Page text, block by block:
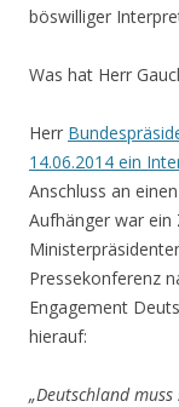
böswilliger
Was hat Herr
Herr
14.06.2014 ein
Anschluss an
Aufhänger war
Pressekonferenz
Engagement
hierauf:
„Deutschland